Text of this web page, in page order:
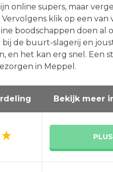
online supers, maar
klik op een
boodschappen doen al
de buurt-slagerij en
en het kan erg snel. Een
in Meppel.
Bekijk meer
PLUS